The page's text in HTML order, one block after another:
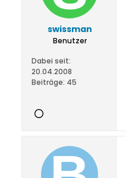
swissman
Benutzer
Dabei seit:
20.04.2008
Beiträge: 45